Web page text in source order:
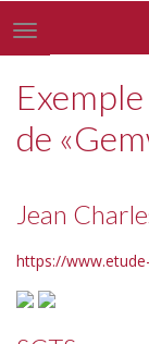
Toggle
navigation
de
Jean
https://